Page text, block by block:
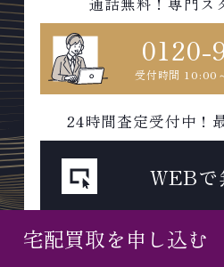
0120-
受付時間 10:00
24時間査定受付中！
WEBで
スマホから気軽に
宅配買取を申し込む